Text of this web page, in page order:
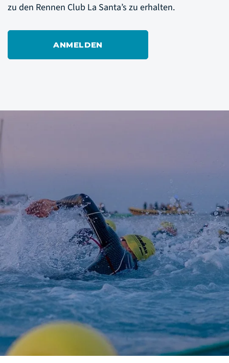
zu den Rennen Club La Santa’s zu erhalten.
ANMELDEN